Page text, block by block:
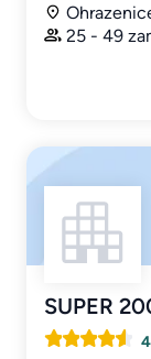
25 - 49
SUPER